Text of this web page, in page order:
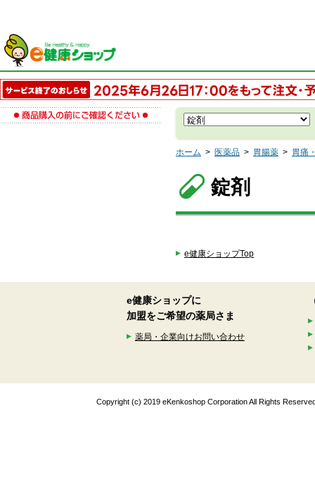
ホーム > 医薬品 > 胃腸薬 > 胃痛
錠剤
e健康ショップTop
e健康ショップに
加盟をご希望の薬局さま
薬局・企業向けお問い合わせ
Copyright (c) 2019 eKenkoshop Corporation All Rights